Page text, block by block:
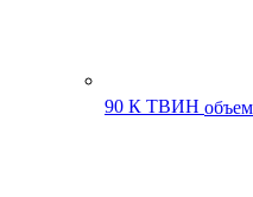
90 К ТВИН